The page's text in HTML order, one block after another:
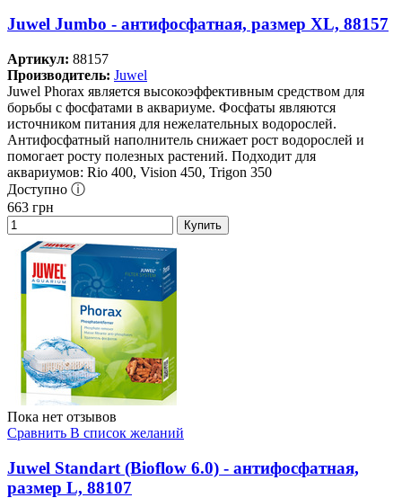
Juwel Jumbo - антифосфатная, размер XL, 88157
Артикул: 88157
Производитель: Juwel
Juwel Phorax является высокоэффективным средством для
борьбы с фосфатами в аквариуме. Фосфаты являются
источником питания для нежелательных водорослей.
Антифосфатный наполнитель снижает рост водорослей и
помогает росту полезных растений. Подходит для
аквариумов: Rio 400, Vision 450, Trigon 350
Доступно ⓘ
663 грн
Купить
Пока нет отзывов
Сравнить В список желаний
Juwel Standart (Bioflow 6.0) - антифосфатная,
размер L, 88107